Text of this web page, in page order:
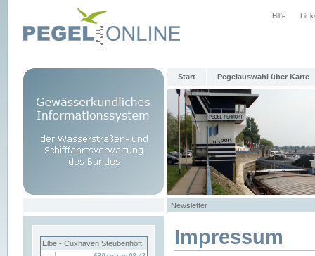
Hilfe
Start Pegelauswahl über Karte
Newsletter
Elbe - Cuxhaven Steubenhöft Impressum